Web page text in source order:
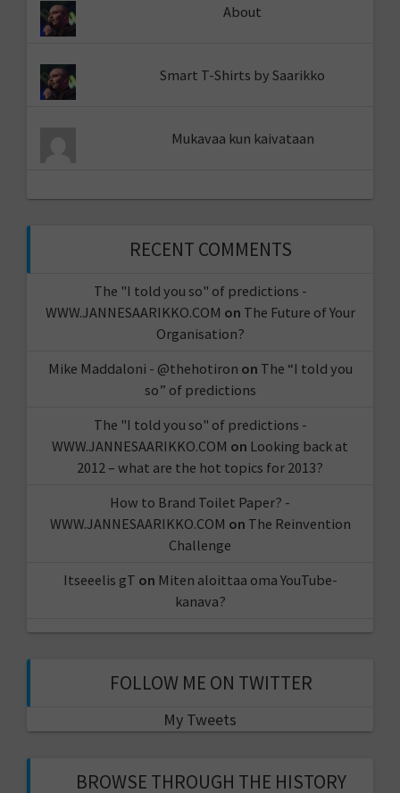
About
Smart T-Shirts by Saarikko
Mukavaa kun kaivataan
RECENT COMMENTS
The "I told you so" of predictions -
WWW.JANNESAARIKKO.COM on The Future of Your
Organisation?
Mike Maddaloni - @thehotiron on The “I told you
so” of predictions
The "I told you so" of predictions -
WWW.JANNESAARIKKO.COM on Looking back at
2012 – what are the hot topics for 2013?
How to Brand Toilet Paper? -
WWW.JANNESAARIKKO.COM on The Reinvention
Challenge
Itseeelis gT on Miten aloittaa oma YouTube-
kanava?
FOLLOW ME ON TWITTER
My Tweets
BROWSE THROUGH THE HISTORY